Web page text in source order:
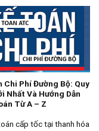
Chi Phí Đường Bộ: Quy
Nhất Và Hướng Dẫn
Từ A – Z
cấp tốc tại thanh hóa